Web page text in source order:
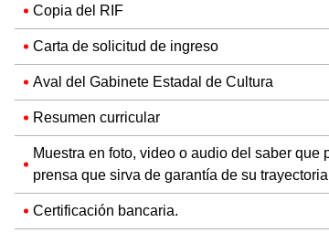
Carta de solicitud de ingreso
Aval del Gabinete Estadal de Cultura
prensa que sirva de garantía de su trayectoria
Certificación bancaria.